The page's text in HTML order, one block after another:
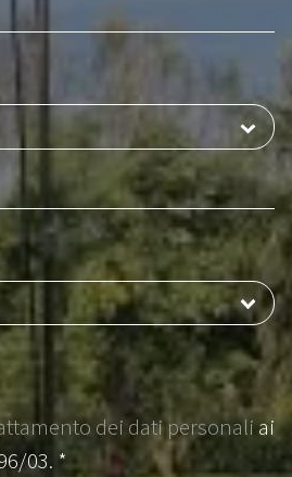
dei dati personaliai
03. *